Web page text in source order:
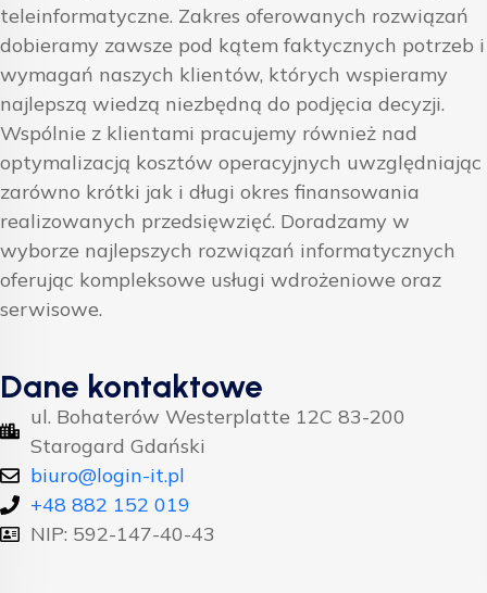
teleinformatyczne. Zakres oferowanych rozwiązań
dobieramy zawsze pod kątem faktycznych potrzeb i
wymagań naszych klientów, których wspieramy
najlepszą wiedzą niezbędną do podjęcia decyzji.
Wspólnie z klientami pracujemy również nad
optymalizacją kosztów operacyjnych uwzględniając
zarówno krótki jak i długi okres finansowania
realizowanych przedsięwzięć. Doradzamy w
wyborze najlepszych rozwiązań informatycznych
oferując kompleksowe usługi wdrożeniowe oraz
serwisowe.
Dane kontaktowe
ul. Bohaterów Westerplatte 12C 83-200
Starogard Gdański
biuro@login-it.pl
+48 882 152 019
NIP: 592-147-40-43